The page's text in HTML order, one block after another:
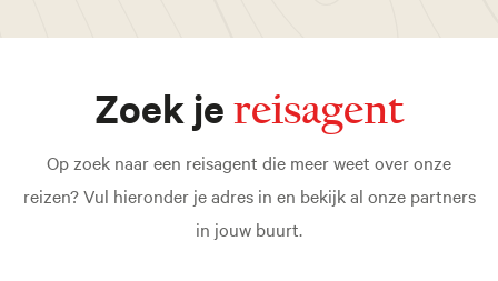
Zoek jereisagent
Op zoek naar een reisagent die meer weet over onze
reizen? Vul hieronder je adres in en bekijk al onze partners
in jouw buurt.